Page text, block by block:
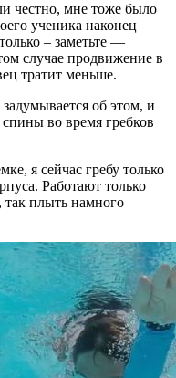
честно, мне тоже было
ученика наконец
– заметьте —
случае продвижение в
тратит меньше.
об этом, и
во время гребков
я сейчас гребу только
Работают только
так плыть намного